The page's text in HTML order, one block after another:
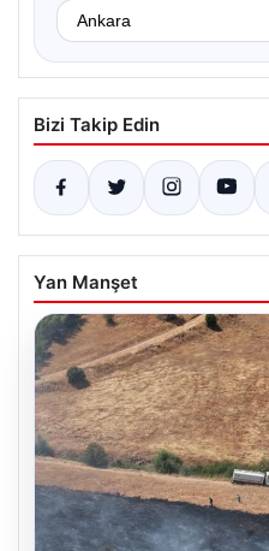
Bizi Takip Edin
Yan Manşet